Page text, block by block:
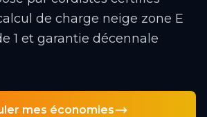
de charge neige zone E
1 et garantie décennale
mes économies